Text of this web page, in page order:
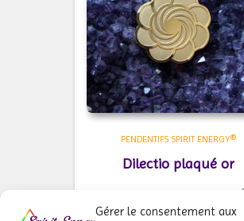
Gérer le consentement aux
PENDENTIFS SPIRIT ENERGY®
Dilectio plaqué or
de